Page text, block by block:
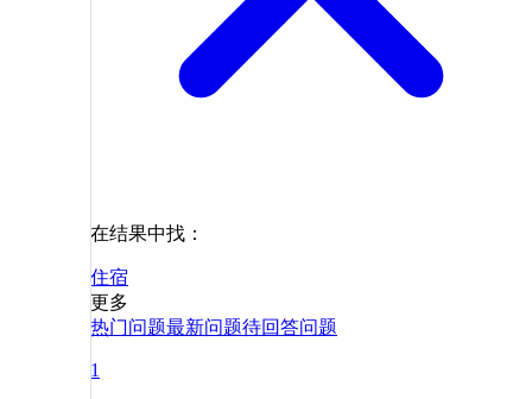
在结果中找：
住宿
更多
热门问题最新问题待回答问题
1